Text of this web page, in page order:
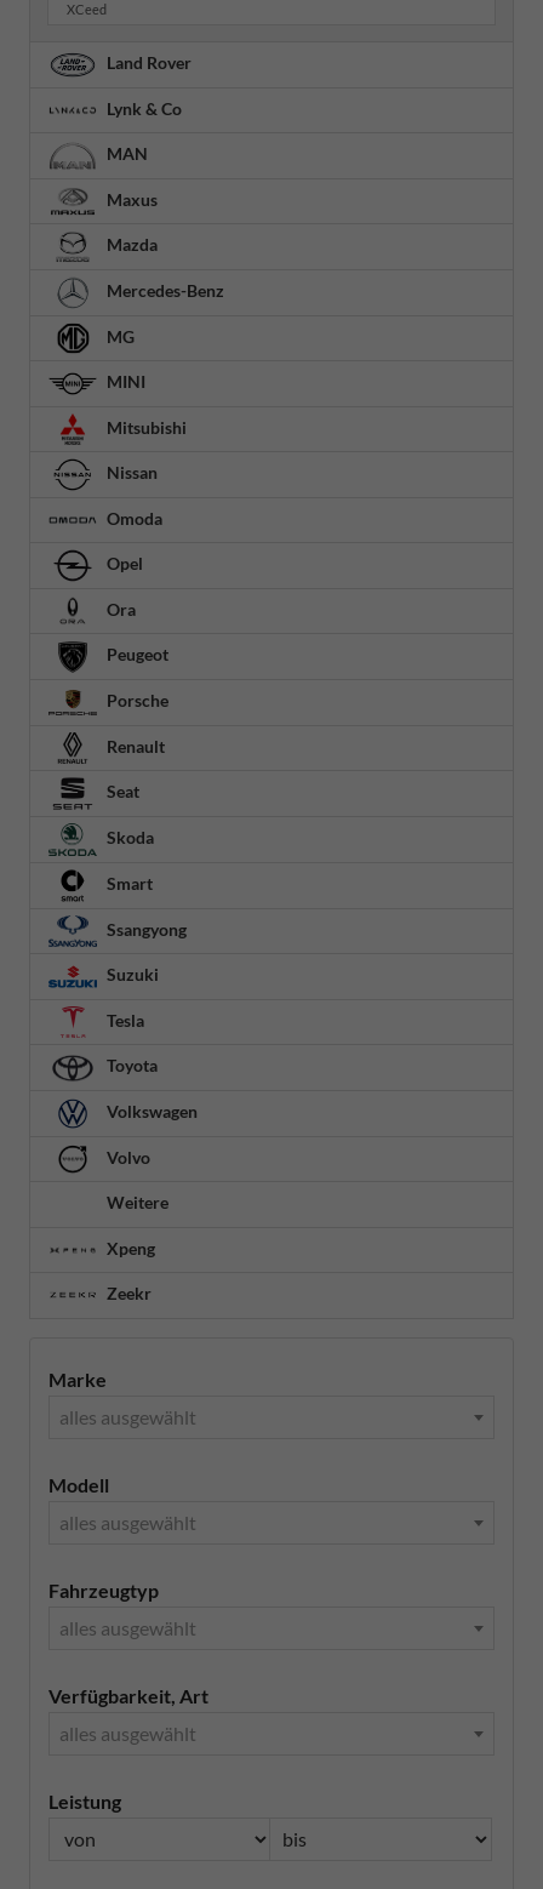
XCeed
Land Rover
Lynk & Co
MAN
Maxus
Mazda
Mercedes-Benz
MG
MINI
Mitsubishi
Nissan
Omoda
Opel
Ora
Peugeot
Porsche
Renault
Seat
Skoda
Smart
Ssangyong
Suzuki
Tesla
Toyota
Volkswagen
Volvo
Weitere
Xpeng
Zeekr
Marke
alles ausgewählt
Modell
alles ausgewählt
Fahrzeugtyp
alles ausgewählt
Verfügbarkeit, Art
alles ausgewählt
Leistung